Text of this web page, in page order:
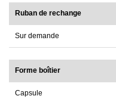
Ruban de rechange
Sur demande
Forme boîtier
Capsule